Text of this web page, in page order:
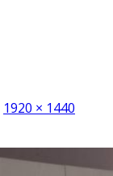
1920 × 1440